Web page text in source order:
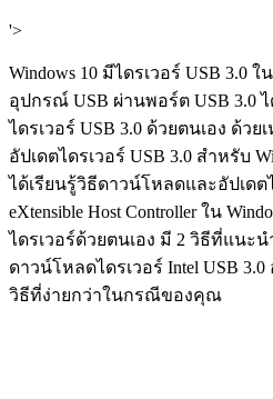
'>
Windows 10 มีไดรเวอร์ USB 3.0
อุปกรณ์ USB ผ่านพอร์ต USB 3.0
ไดรเวอร์ USB 3.0 ด้วยตนเอง ด้ว
อัปเดตไดรเวอร์ USB 3.0 สำหรับ
ได้เรียนรู้วิธีดาวน์โหลดและอัปเดต
eXtensible Host Controller ใน
ไดรเวอร์ด้วยตนเอง มี 2 ​​วิธีที่แน
ดาวน์โหลดไดรเวอร์ Intel USB 3.0
วิธีที่ง่ายกว่าในกรณีของคุณ